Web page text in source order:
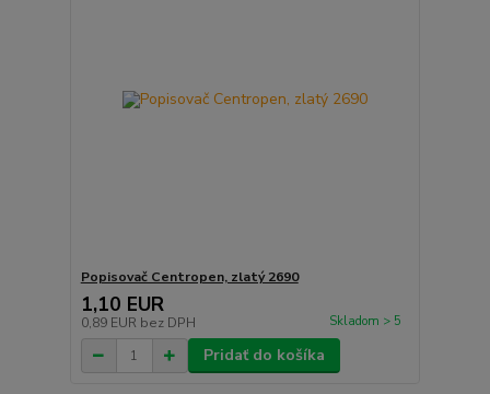
Popisovač Centropen, zlatý 2690
1,10 EUR
0,89 EUR bez DPH Skladom > 5
Pridať do košíka